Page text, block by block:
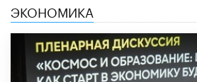
ЭКОНОМИКА